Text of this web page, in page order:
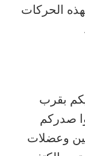
الحركات
بقرب
صدركم
وعضلات